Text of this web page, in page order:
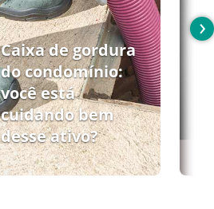
Caixa de gordura
do condomínio:
você está
cuidando bem
desse ativo?
›